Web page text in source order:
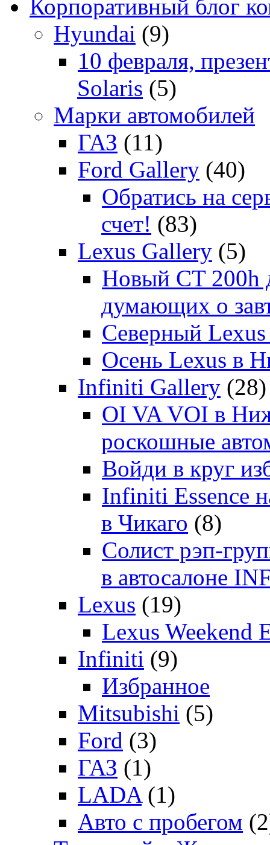
Корпоративный блог
Hyundai (9)
10 февраля,
Solaris (5)
Марки автомобилей
ГАЗ (11)
Ford Gallery (40)
Обратись на
счет! (83)
Lexus Gallery (5)
Новый CT 200h
думающих о
Северный Lexus
Осень Lexus в
Infiniti Gallery (28)
OI VA VOI в
роскошные
Войди в круг
Infiniti Essence
в Чикаго (8)
Солист рэп-
в автосалоне
Lexus (19)
Lexus Weekend
Infiniti (9)
Избранное
Mitsubishi (5)
Ford (3)
ГАЗ (1)
LADA (1)
Авто с пробегом